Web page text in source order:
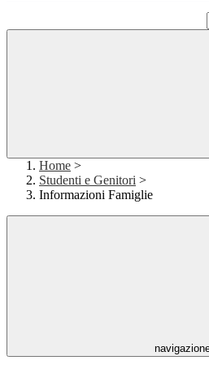
Home >
Studenti e Genitori >
Informazioni Famiglie